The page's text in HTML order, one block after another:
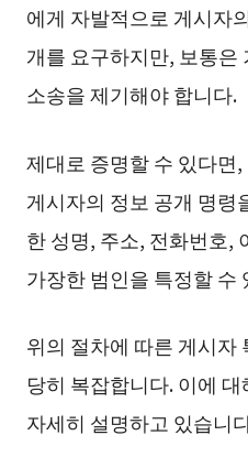
에게 자발적으로 게시자
개를 요구하지만, 보통은
소송을 제기해야 합니다.
제대로 증명할 수 있다면
게시자의 정보 공개 명령
한 성명, 주소, 전화번호,
가장한 범인을 특정할 수
위의 절차에 따른 게시자
당히 복잡합니다. 이에
자세히 설명하고 있습니